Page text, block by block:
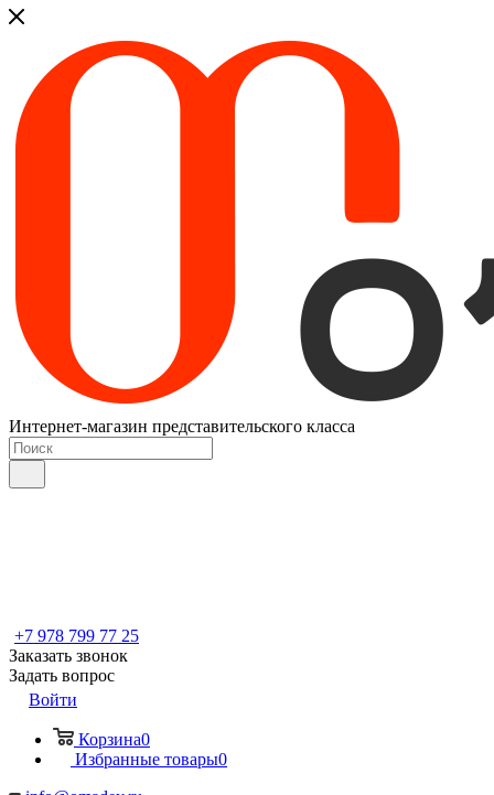
Интернет-магазин представительского класса
+7 978 799 77 25
Заказать звонок
Задать вопрос
Войти
Корзина0
Избранные товары0